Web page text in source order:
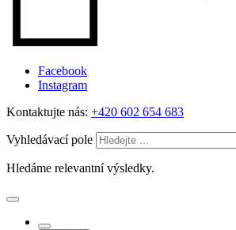
Facebook
Instagram
Kontaktujte nás: +420 602 654 683
Vyhledávací pole
Hledáme relevantní výsledky.